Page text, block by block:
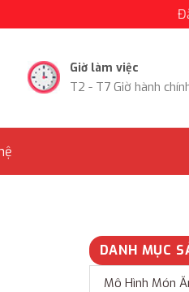
Giờ làm việc
T2 - T7 Giờ hành
DANH MỤC
Mô Hình Món